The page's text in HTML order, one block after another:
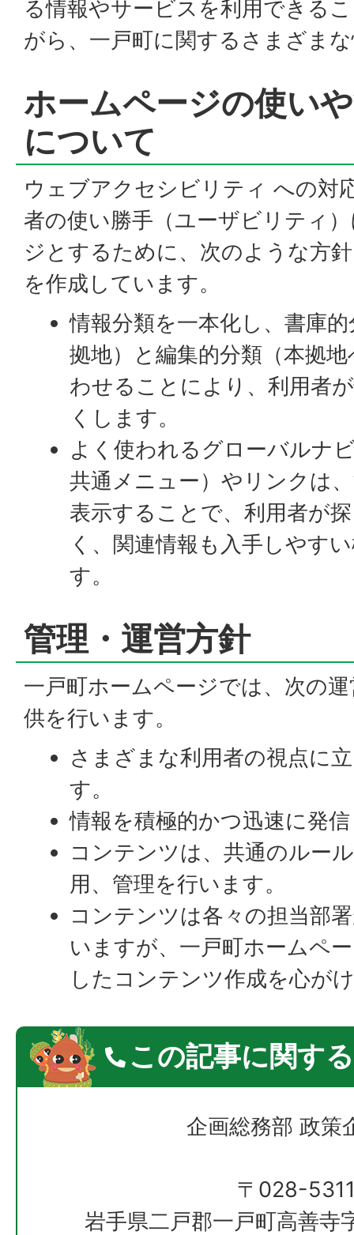
る情報やサービスを利用できる
がら、一戸町に関するさまざま
ホームページの使い
について
ウェブアクセシビリティ への対
者の使い勝手（ユーザビリティ
ジとするために、次のような方
を作成しています。
情報分類を一本化し、書庫
拠地）と編集的分類（本拠
わせることにより、利用者
くします。
よく使われるグローバルナ
共通メニュー）やリンクは
表示することで、利用者が
く、関連情報も入手しやす
す。
管理・運営方針
一戸町ホームページでは、次の
供を行います。
さまざまな利用者の視点に
す。
情報を積極的かつ迅速に発
コンテンツは、共通のルー
用、管理を行います。
コンテンツは各々の担当部
いますが、一戸町ホームペ
したコンテンツ作成を心が
この記事に関す
企画総務部 政策
〒028-
岩手県二戸郡一戸町高善寺